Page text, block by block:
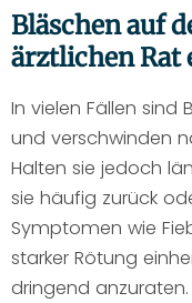
Bläschen auf
ärztlichen Rat
In vielen Fällen sind
und verschwinden
Halten sie jedoch
sie häufig zurück
Symptomen wie
starker Rötung
dringend anzuraten.